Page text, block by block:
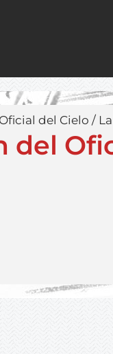
del Cielo /
del